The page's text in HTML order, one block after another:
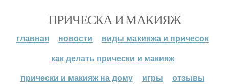
ПРИЧЕСКА И МАКИЯЖ
главная новости
виды макияжа и причесок
как делать прически и макияж
прически и макияж на дому
игры отзывы